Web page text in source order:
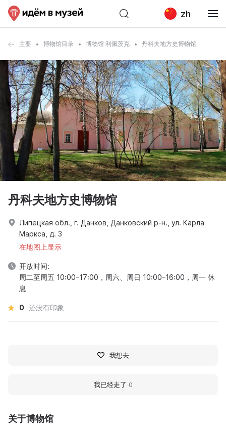
zh
主要 博物馆目录 博物馆 利佩茨克 丹科夫地方史博物馆
关于博物馆
丹科夫地方史博物馆
Липецкая обл., г. Данков, Данковский р-н., ул. Карла
Маркса, д. 3
在地图上显示
开放时间:
周二至周五 10:00–17:00，周六、周日 10:00–16:00，周一 休
息
0 还没有印象
我想去
我已经走了 0